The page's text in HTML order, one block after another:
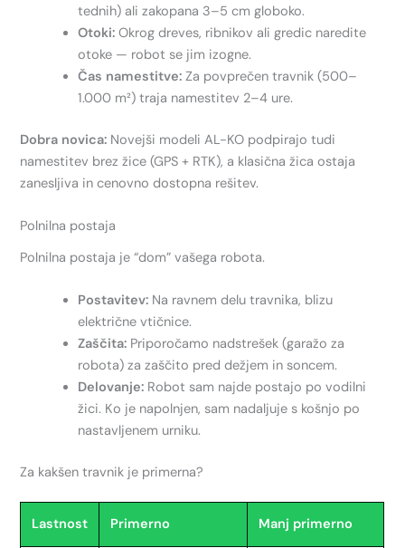
tednih) ali zakopana 3–5 cm globoko.
Otoki: Okrog dreves, ribnikov ali gredic naredite
otoke — robot se jim izogne.
Čas namestitve: Za povprečen travnik (500–
1.000 m²) traja namestitev 2–4 ure.
Dobra novica: Novejši modeli AL-KO podpirajo tudi
namestitev brez žice (GPS + RTK), a klasična žica ostaja
zanesljiva in cenovno dostopna rešitev.
Polnilna postaja
Polnilna postaja je “dom” vašega robota.
Postavitev: Na ravnem delu travnika, blizu
električne vtičnice.
Zaščita: Priporočamo nadstrešek (garažo za
robota) za zaščito pred dežjem in soncem.
Delovanje: Robot sam najde postajo po vodilni
žici. Ko je napolnjen, sam nadaljuje s košnjo po
nastavljenem urniku.
Za kakšen travnik je primerna?
Lastnost Primerno Manj primerno